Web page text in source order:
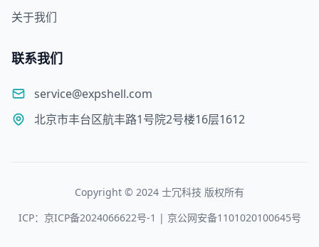
关于我们
联系我们
service@expshell.com
北京市丰台区航丰路1号院2号楼16层1612
Copyright © 2024 士冗科技 版权所有
ICP：京ICP备2024066622号-1 | 京公网安备1101020100645号